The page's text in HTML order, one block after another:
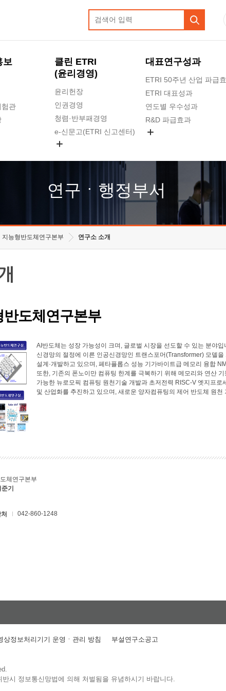
보
험관
클린 ETRI
(윤리경영)
윤리헌장
인권경영
청렴·반부패경영
e-신문고(ETRI 신고센터)
고객의소리
수의계약 현황
대표연구성과
ETRI 50주년 산업 파급
ETRI 대표성과
연도별 우수성과
R&D 파급효과
연구ㆍ행정부서
지능형반도체연구본부 연구소 소개
반도체연구본부
AI반도체는 성장 가능성이 크며, 글로벌 시장을 선도할 수 있는 분야
신경망의 절정에 이른 인공신경망인 트랜스포머(Transformer) 모델
설계·개발하고 있으며, 페타플롭스 성능 기가바이트급 메모리 융합
또한, 기존의 폰노이만 컴퓨팅 한계를 극복하기 위해 메모리와 연산
가능한 뉴로모픽 컴퓨팅 원천기술 개발과 초저전력 RISC-V 엣지프
및 산업화를 추진하고 있으며, 새로운 양자컴퓨팅의 제어 반도체 원
체연구본부
기
042-860-1248
상정보처리기기 운영ㆍ관리 방침 부설연구소공고
시 정보통신망법에 의해 처벌됨을 유념하시기 바랍니다.